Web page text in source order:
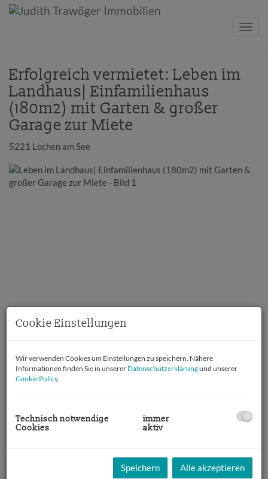
Erfolgreich vermietet: Leben im
Landhaus| Einfamilienhaus
(180m2) mit Garten & großer
Garage zur Miete
5221 Lochen am See
Cookie Einstellungen
Wir verwenden Cookies um Einstellungen zu speichern. Nähere
Informationen finden Sie in unserer Datenschutzerklärungund unserer
Cookie Policy.
Technisch notwendige
Cookies
immer
aktiv
Speichern Alle akzeptieren